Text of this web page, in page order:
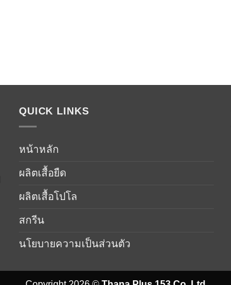
QUICK LINKS
หน้าหลัก
ผลิตเสื้อยืด
ผลิตเสื้อโปโล
สกรีน
นโยบายความเป็นส่วนตัว